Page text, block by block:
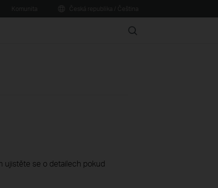
Search
ujistěte se o detailech pokud